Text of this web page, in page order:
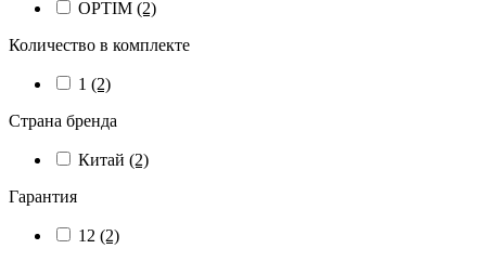
OPTIM (2)
Количество в комплекте
1 (2)
Страна бренда
Китай (2)
Гарантия
12 (2)